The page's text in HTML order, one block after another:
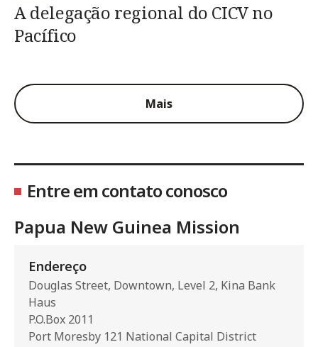
A delegação regional do CICV no
Pacífico
Mais
Entre em contato conosco
Papua New Guinea Mission
Endereço
Douglas Street, Downtown, Level 2, Kina Bank
Haus
P.O.Box 2011
Port Moresby 121 National Capital District